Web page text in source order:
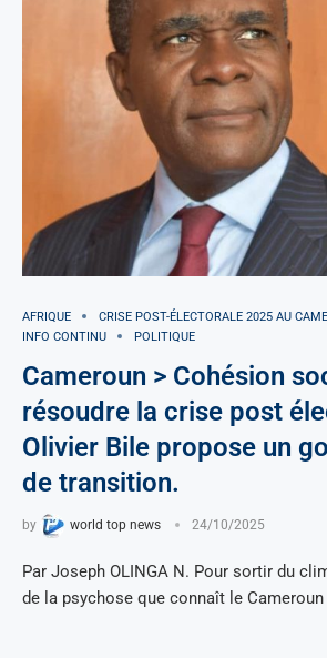
AFRIQUE
CRISE POST-ÉLECTORALE 2025 AU
INFO CONTINU
POLITIQUE
Cameroun > Cohésion
résoudre la crise post
Olivier Bile propose un
de transition.
by world top news 24/10/2025
Par Joseph OLINGA N. Pour sortir du
de la psychose que connaît le